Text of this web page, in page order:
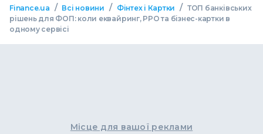
Finance.ua / Всі новини / Фінтех і Картки / ТОП банківських
рішень для ФОП: коли еквайринг, РРО та бізнес-картки в
одному сервісі
Місце для вашої реклами